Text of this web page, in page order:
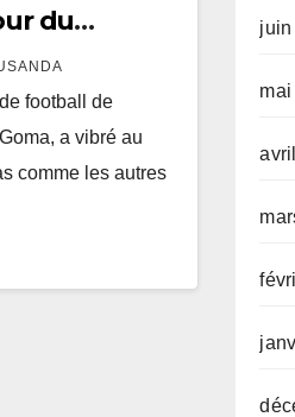
du
par
et les
football de
a vibré au
comme les autres
juin